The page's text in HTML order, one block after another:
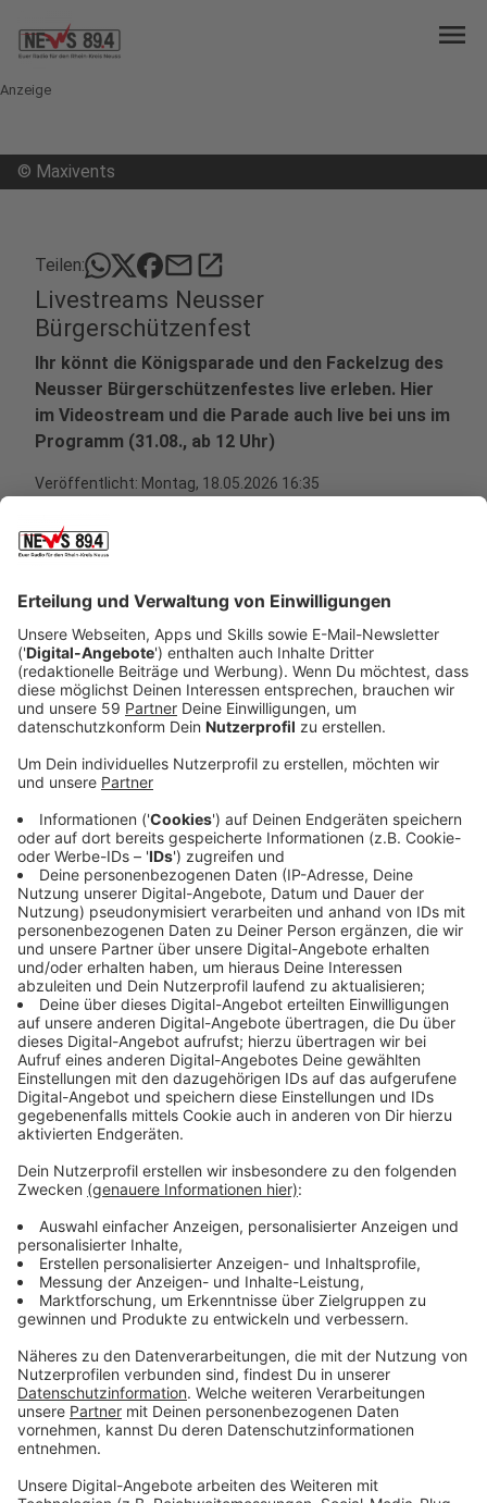
menu
Anzeige
© Maxivents
Teilen: mailopen_in_new
Livestreams Neusser
Bürgerschützenfest
Ihr könnt die Königsparade und den Fackelzug des
Neusser Bürgerschützenfestes live erleben. Hier
im Videostream und die Parade auch live bei uns im
Programm (31.08., ab 12 Uhr)
Veröffentlicht: Montag, 18.05.2026 16:35
Anzeige
Livestream Königsparade (31.08.25, ab 10
Uhr)
Anzeige
Der "NBSV" und der Schützenzug "Net kalle donn"
Livestream. Außerdem sind auch wir live mit dabei und
die Königsparade ist ab 12 Uhr auch bei uns im
Programm zu hören.
Anzeige
Wir benötigen Ihre
Zustimmung, um den YouTube
Video-Service zu laden!
Wir verwenden einen Service eines
Drittanbieters, um Videoinhalte
einzubetten. Dieser Service kann
Daten zu Ihren Aktivitäten
sammeln. Bitte lesen Sie die
Details durch und stimmen Sie der
Nutzung des Service zu, um dieses
Video anzusehen.
Mehr Informationen
Akzeptieren
Hier seht ihr die Liveübertragung der Königsparade
vom Neusser Marktplatz.
Anzeige